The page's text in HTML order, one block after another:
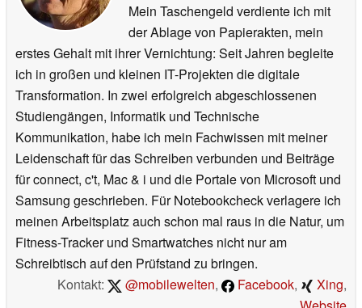
Mein Taschengeld verdiente ich mit
der Ablage von Papierakten, mein
erstes Gehalt mit ihrer Vernichtung: Seit Jahren begleite
ich in großen und kleinen IT-Projekten die digitale
Transformation. In zwei erfolgreich abgeschlossenen
Studiengängen, Informatik und Technische
Kommunikation, habe ich mein Fachwissen mit meiner
Leidenschaft für das Schreiben verbunden und Beiträge
für connect, c't, Mac & i und die Portale von Microsoft und
Samsung geschrieben. Für Notebookcheck verlagere ich
meinen Arbeitsplatz auch schon mal raus in die Natur, um
Fitness-Tracker und Smartwatches nicht nur am
Schreibtisch auf den Prüfstand zu bringen.
Kontakt:
@mobilewelten, Facebook, Xing,